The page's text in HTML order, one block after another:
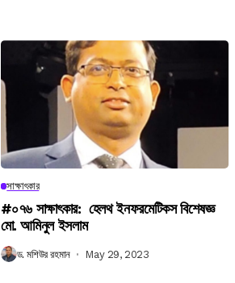
সাক্ষাৎকার
#০৭৬ সাক্ষাৎকার: হেলথ ইনফরমেটিকস বিশেষজ্ঞ
মো. আমিনুল ইসলাম
ড. মশিউর রহমান May 29, 2023